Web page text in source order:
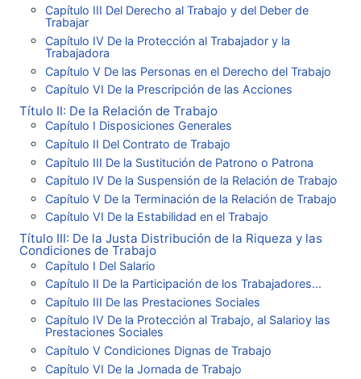
Capítulo III Del Derecho al Trabajo y del Deber de
Trabajar
Capítulo IV De la Protección al Trabajador y la
Trabajadora
Capítulo V De las Personas en el Derecho del Trabajo
Capítulo VI De la Prescripción de las Acciones
Título II: De la Relación de Trabajo
Capítulo I Disposiciones Generales
Capítulo II Del Contrato de Trabajo
Capítulo III De la Sustitución de Patrono o Patrona
Capítulo IV De la Suspensión de la Relación de Trabajo
Capítulo V De la Terminación de la Relación de Trabajo
Capítulo VI De la Estabilidad en el Trabajo
Título III: De la Justa Distribución de la Riqueza y las
Condiciones de Trabajo
Capítulo I Del Salario
Capítulo II De la Participación de los Trabajadores...
Capítulo III De las Prestaciones Sociales
Capítulo IV De la Protección al Trabajo, al Salarioy las
Prestaciones Sociales
Capítulo V Condiciones Dignas de Trabajo
Capítulo VI De la Jornada de Trabajo